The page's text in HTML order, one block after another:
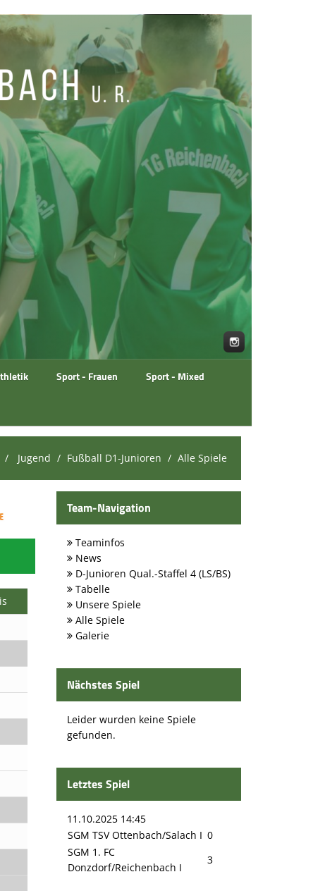
Sport - Frauen Sport - Mixed
Jugend Fußball D1-Junioren Alle Spiele
Team-Navigation
Teaminfos
News
D-Junioren Qual.-Staffel 4 (LS/BS)
Tabelle
Unsere Spiele
Alle Spiele
Galerie
Nächstes Spiel
Leider wurden keine Spiele
gefunden.
Letztes Spiel
11.10.2025 14:45
SGM TSV Ottenbach/Salach I 0
SGM 1. FC
Donzdorf/Reichenbach I
3